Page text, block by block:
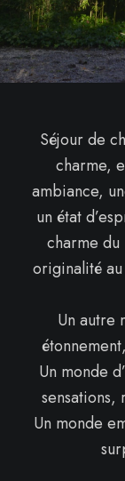
Séjour de
charme,
ambiance,
un état
charme
originalité au
Un autre
Un monde
Un monde